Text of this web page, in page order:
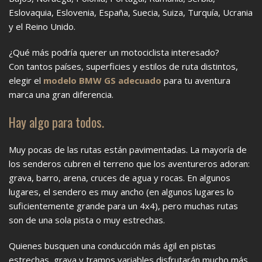
Eslovaquia, Eslovenia, España, Suecia, Suiza, Turquía, Ucrania
y el Reino Unido.
¿Qué más podría querer un motociclista interesado?
Con tantos países, superficies y estilos de ruta distintos,
elegir el modelo BMW GS adecuado para tu aventura
marca una gran diferencia.
Hay algo para todos.
Muy pocas de las rutas están pavimentadas. La mayoría de
los senderos cubren el terreno que los aventureros adoran:
grava, barro, arena, cruces de agua y rocas. En algunos
lugares, el sendero es muy ancho (en algunos lugares lo
suficientemente grande para un 4x4), pero muchas rutas
son de una sola pista o muy estrechas.
Quienes busquen una conducción más ágil en pistas
estrechas, grava y tramos variables disfrutarán mucho más